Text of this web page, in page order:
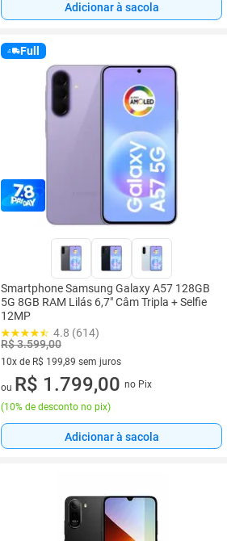
Adicionar à sacola
Full
Smartphone Samsung Galaxy A57 128GB
5G 8GB RAM Lilás 6,7" Câm Tripla + Selfie
12MP
4.8 (614)
R$ 3.599,00
10x de R$ 199,89 sem juros
10 vez de R$ 199,89 sem juros
ou R$ 1.799,00 no Pix
(10% de desconto no pix)
Adicionar à sacola